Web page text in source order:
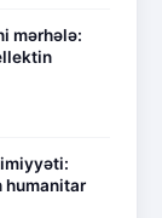
mərhələ:
humanitar